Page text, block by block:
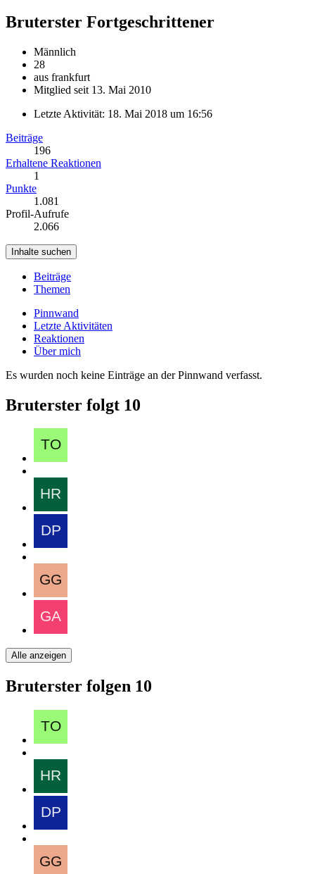
Bruterster Fortgeschrittener
Männlich
28
aus frankfurt
Mitglied seit 13. Mai 2010
Letzte Aktivität: 18. Mai 2018 um 16:56
Beiträge
196
Erhaltene Reaktionen
1
Punkte
1.081
Profil-Aufrufe
2.066
Inhalte suchen
Beiträge
Themen
Pinnwand
Letzte Aktivitäten
Reaktionen
Über mich
Es wurden noch keine Einträge an der Pinnwand verfasst.
Bruterster folgt 10
Alle anzeigen
Bruterster folgen 10